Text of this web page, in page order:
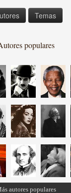
Temas
populares
autores populares